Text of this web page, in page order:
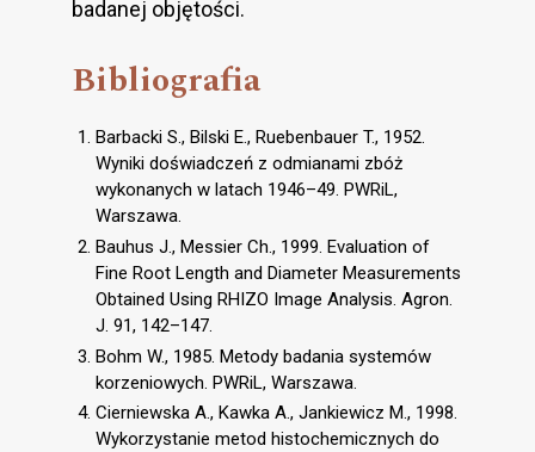
badanej objętości.
Bibliografia
Barbacki S., Bilski E., Ruebenbauer T., 1952.
Wyniki doświadczeń z odmianami zbóż
wykonanych w latach 1946–49. PWRiL,
Warszawa.
Bauhus J., Messier Ch., 1999. Evaluation of
Fine Root Length and Diameter Measurements
Obtained Using RHIZO Image Analysis. Agron.
J. 91, 142–147.
Bohm W., 1985. Metody badania systemów
korzeniowych. PWRiL, Warszawa.
Cierniewska A., Kawka A., Jankiewicz M., 1998.
Wykorzystanie metod histochemicznych do